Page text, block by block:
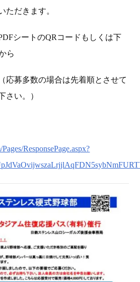
ただきます。
シートのQRコードもしくは下
ら
応募多数の場合は先着順とさせて
さい。）
ResponsePage.aspx?